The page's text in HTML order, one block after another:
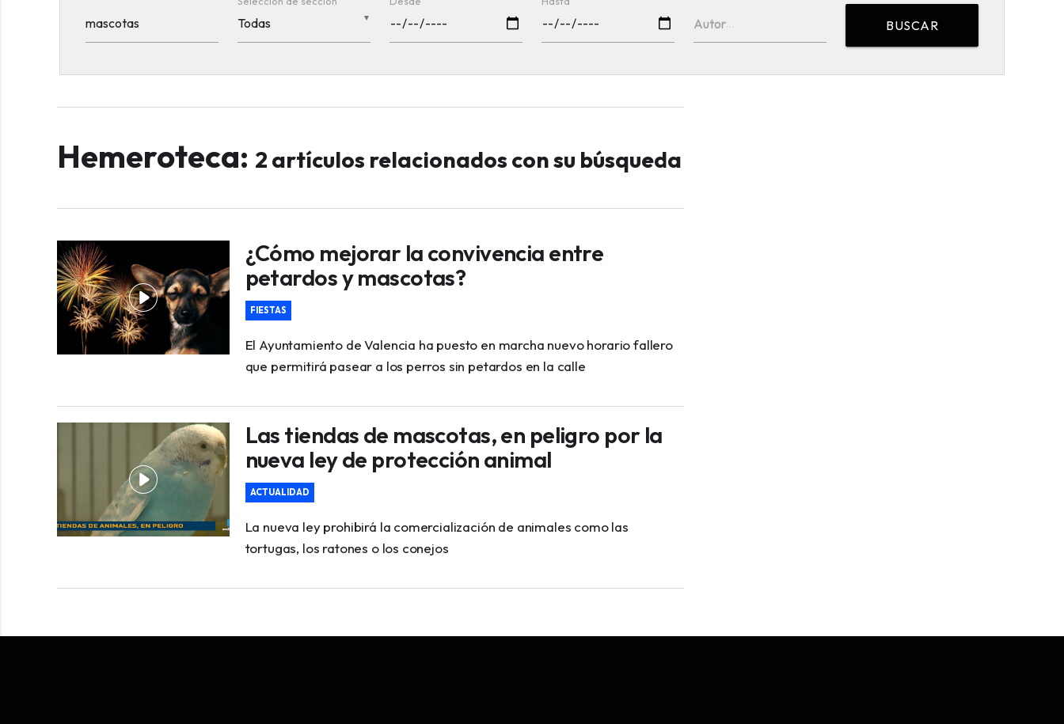
▼ Autor BUSCAR
Hemeroteca: 2 artículos relacionados con su búsqueda
¿Cómo mejorar la convivencia entre
petardos y mascotas?
FIESTAS
El Ayuntamiento de Valencia ha puesto en marcha nuevo horario fallero
que permitirá pasear a los perros sin petardos en la calle
Las tiendas de mascotas, en peligro por la
nueva ley de protección animal
ACTUALIDAD
La nueva ley prohibirá la comercialización de animales como las
tortugas, los ratones o los conejos